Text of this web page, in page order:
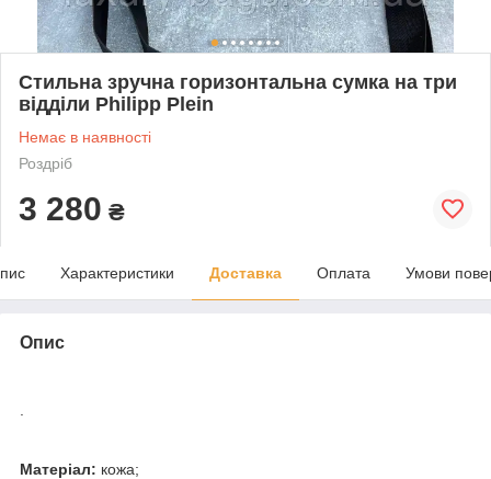
Стильна зручна горизонтальна сумка на три
відділи Philipp Plein
Немає в наявності
Роздріб
3 280 ₴
Характеристики Доставка Оплата Умови
Опис
Матеріал: кожа;